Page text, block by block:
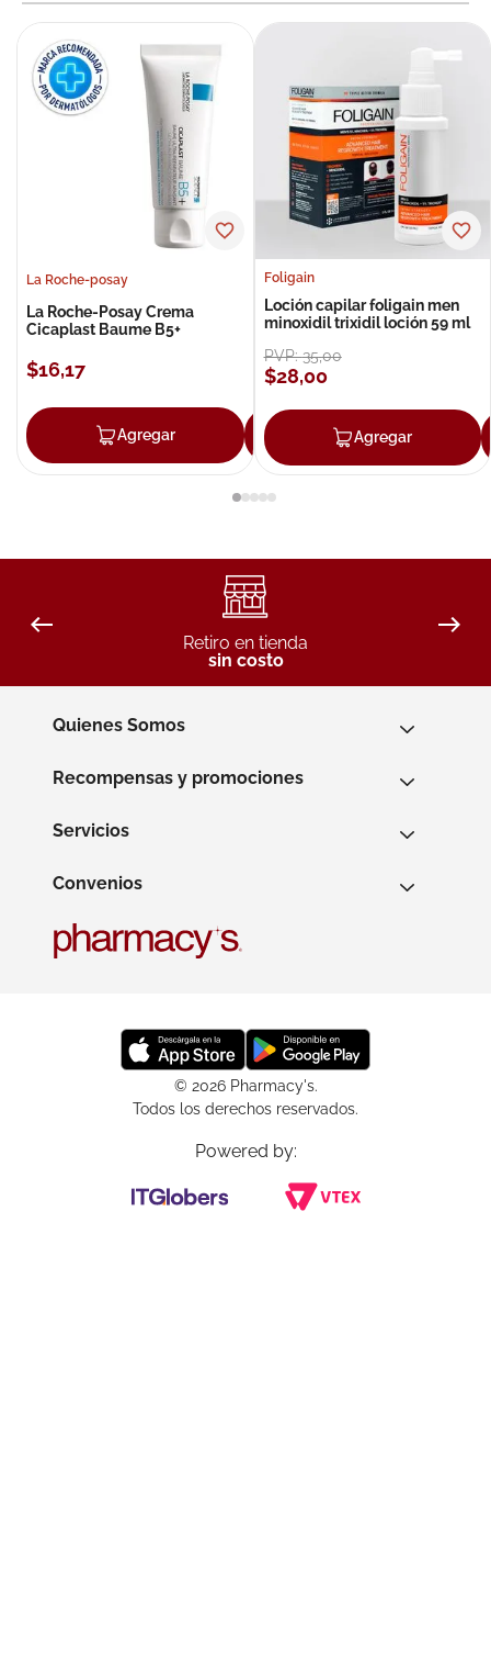
La Roche-posay
La Roche-Posay Crema
Cicaplast Baume B5+
$16,17
Agregar Agregar
Foligain
Loción capilar foligain men
minoxidil trixidil loción 59 ml
PVP:35,00
$28,00
Agregar
Retiro en tienda
sin costo
Quienes Somos
Recompensas y promociones
Servicios
Convenios
© 2026 Pharmacy's.
Todos los derechos reservados.
Powered by: